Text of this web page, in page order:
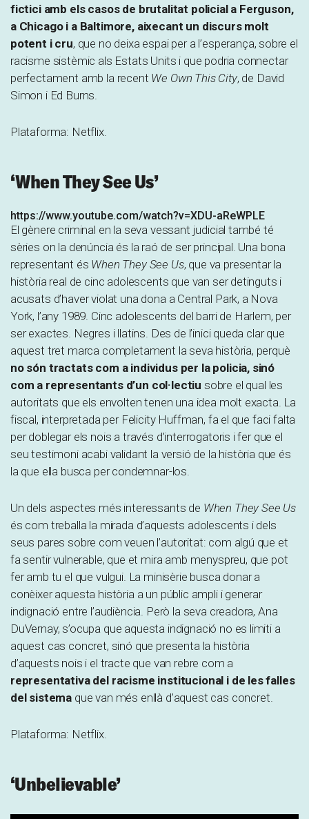
fictici amb els casos de brutalitat policial a Ferguson,
a Chicago i a Baltimore, aixecant un discurs molt
potent i cru, que no deixa espai per a l’esperança, sobre el
racisme sistèmic als Estats Units i que podria connectar
perfectament amb la recent We Own This City, de David
Simon i Ed Burns.
Plataforma: Netflix.
‘When They See Us’
https://www.youtube.com/watch?v=XDU-aReWPLE
El gènere criminal en la seva vessant judicial també té
sèries on la denúncia és la raó de ser principal. Una bona
representant és When They See Us, que va presentar la
història real de cinc adolescents que van ser detinguts i
acusats d’haver violat una dona a Central Park, a Nova
York, l’any 1989. Cinc adolescents del barri de Harlem, per
ser exactes. Negres i llatins. Des de l’inici queda clar que
aquest tret marca completament la seva història, perquè
no són tractats com a individus per la policia, sinó
com a representants d’un col·lectiu sobre el qual les
autoritats que els envolten tenen una idea molt exacta. La
fiscal, interpretada per Felicity Huffman, fa el que faci falta
per doblegar els nois a través d’interrogatoris i fer que el
seu testimoni acabi validant la versió de la història que és
la que ella busca per condemnar-los.
Un dels aspectes més interessants de When They See Us
és com treballa la mirada d’aquests adolescents i dels
seus pares sobre com veuen l’autoritat: com algú que et
fa sentir vulnerable, que et mira amb menyspreu, que pot
fer amb tu el que vulgui. La minisèrie busca donar a
conèixer aquesta història a un públic ampli i generar
indignació entre l’audiència. Però la seva creadora, Ana
DuVernay, s’ocupa que aquesta indignació no es limiti a
aquest cas concret, sinó que presenta la història
d’aquests nois i el tracte que van rebre com a
representativa del racisme institucional i de les falles
del sistema que van més enllà d’aquest cas concret.
Plataforma: Netflix.
‘Unbelievable’